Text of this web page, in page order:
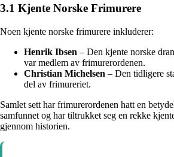
3.1 Kjente Norske Frimurere
Noen kjente norske frimurere inkluderer:
Henrik Ibsen – Den kjente norske
var medlem av frimurerordenen.
Christian Michelsen – Den tidligere
del av frimureriet.
Samlet sett har frimurerordenen hatt en
samfunnet og har tiltrukket seg en rekke
gjennom historien.